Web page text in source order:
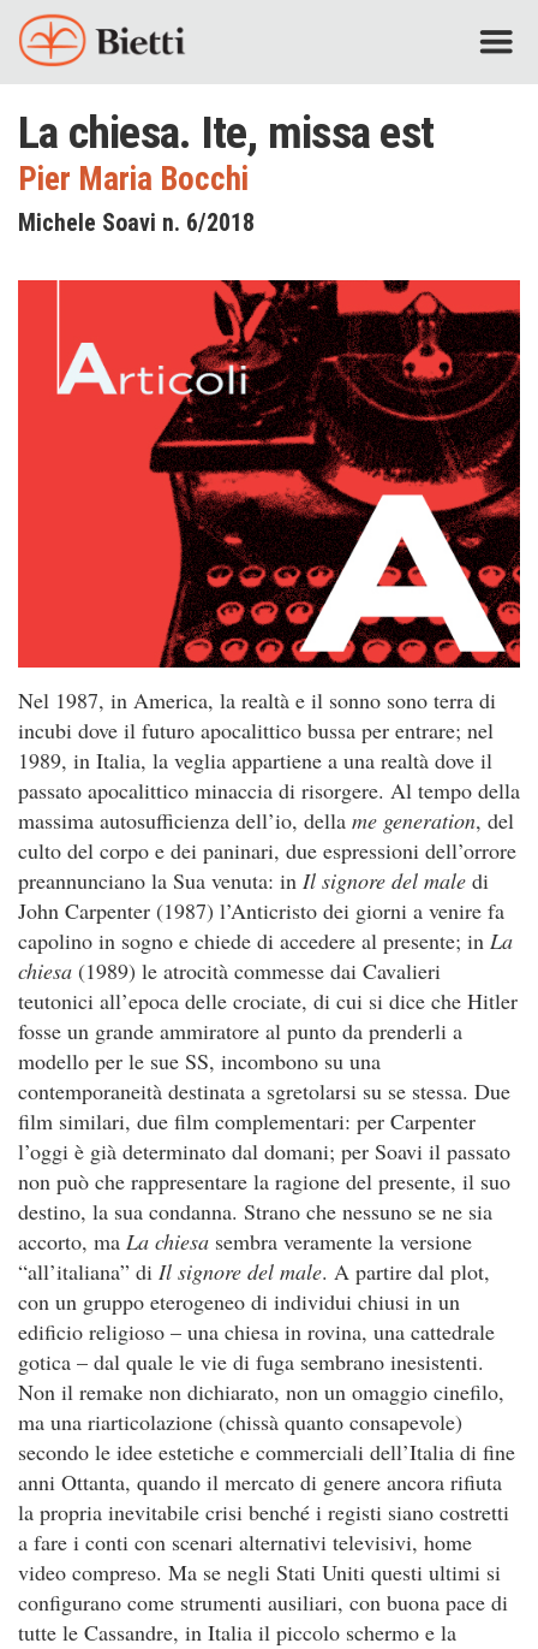
La chiesa. Ite, missa est
Pier Maria Bocchi
Michele Soavi n. 6/2018
Nel 1987, in America, la realtà e il sonno sono terra di
incubi dove il futuro apocalittico bussa per entrare; nel
1989, in Italia, la veglia appartiene a una realtà dove il
passato apocalittico minaccia di risorgere. Al tempo della
massima autosufficienza dell’io, della me generation, del
culto del corpo e dei paninari, due espressioni dell’orrore
preannunciano la Sua venuta: in Il signore del male di
John Carpenter (1987) l’Anticristo dei giorni a venire fa
capolino in sogno e chiede di accedere al presente; in La
chiesa (1989) le atrocità commesse dai Cavalieri
teutonici all’epoca delle crociate, di cui si dice che Hitler
fosse un grande ammiratore al punto da prenderli a
modello per le sue SS, incombono su una
contemporaneità destinata a sgretolarsi su se stessa. Due
film similari, due film complementari: per Carpenter
l’oggi è già determinato dal domani; per Soavi il passato
non può che rappresentare la ragione del presente, il suo
destino, la sua condanna. Strano che nessuno se ne sia
accorto, ma La chiesa sembra veramente la versione
“all’italiana” di Il signore del male. A partire dal plot,
con un gruppo eterogeneo di individui chiusi in un
edificio religioso – una chiesa in rovina, una cattedrale
gotica – dal quale le vie di fuga sembrano inesistenti.
Non il remake non dichiarato, non un omaggio cinefilo,
ma una riarticolazione (chissà quanto consapevole)
secondo le idee estetiche e commerciali dell’Italia di fine
anni Ottanta, quando il mercato di genere ancora rifiuta
la propria inevitabile crisi benché i registi siano costretti
a fare i conti con scenari alternativi televisivi, home
video compreso. Ma se negli Stati Uniti questi ultimi si
configurano come strumenti ausiliari, con buona pace di
tutte le Cassandre, in Italia il piccolo schermo e la